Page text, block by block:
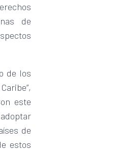
de
de los
este
de
estos